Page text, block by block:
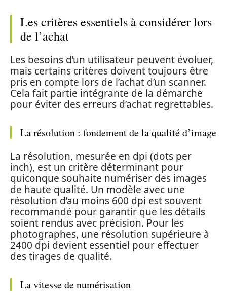
Les critères essentiels à considérer lors
de l’achat
Les besoins d’un utilisateur peuvent évoluer,
mais certains critères doivent toujours être
pris en compte lors de l’achat d’un scanner.
Cela fait partie intégrante de la démarche
pour éviter des erreurs d’achat regrettables.
La résolution : fondement de la qualité d’image
La résolution, mesurée en dpi (dots per
inch), est un critère déterminant pour
quiconque souhaite numériser des images
de haute qualité. Un modèle avec une
résolution d’au moins 600 dpi est souvent
recommandé pour garantir que les détails
soient rendus avec précision. Pour les
photographes, une résolution supérieure à
2400 dpi devient essentiel pour effectuer
des tirages de qualité.
La vitesse de numérisation